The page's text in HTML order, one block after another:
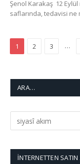
Şenol Karakaş 12
saflarında, tedavisi
1 2 3 …
ARA…
İNTERNETTEN SATIN